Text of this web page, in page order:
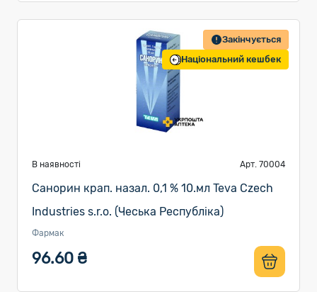
Закінчується
Національний кешбек
В наявності Арт. 70004
Санорин крап. назал. 0,1 % 10.мл Teva Czech
Industries s.r.o. (Чеська Республіка)
Фармак
96.60 ₴